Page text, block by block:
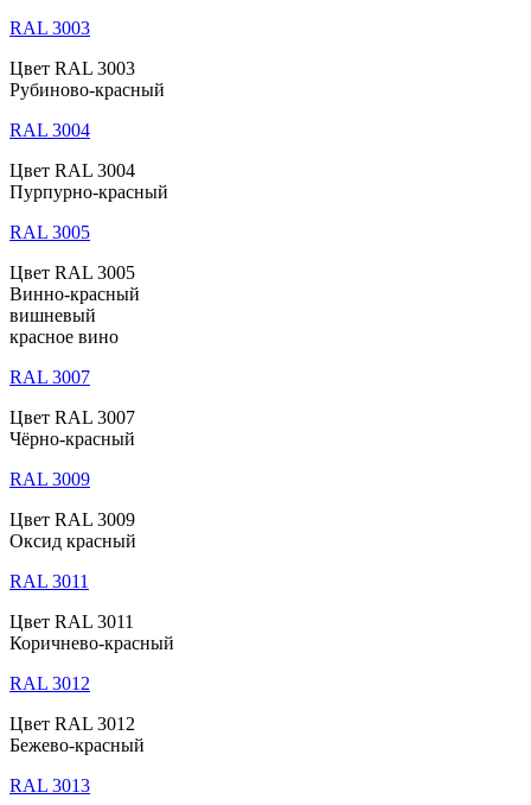
RAL 3003
Цвет RAL 3003
Рубиново-красный
RAL 3004
Цвет RAL 3004
Пурпурно-красный
RAL 3005
Цвет RAL 3005
Винно-красный
вишневый
красное вино
RAL 3007
Цвет RAL 3007
Чёрно-красный
RAL 3009
Цвет RAL 3009
Оксид красный
RAL 3011
Цвет RAL 3011
Коричнево-красный
RAL 3012
Цвет RAL 3012
Бежево-красный
RAL 3013